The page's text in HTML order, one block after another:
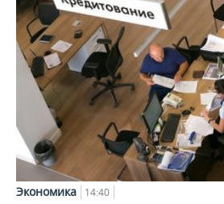
Экономика 14:40